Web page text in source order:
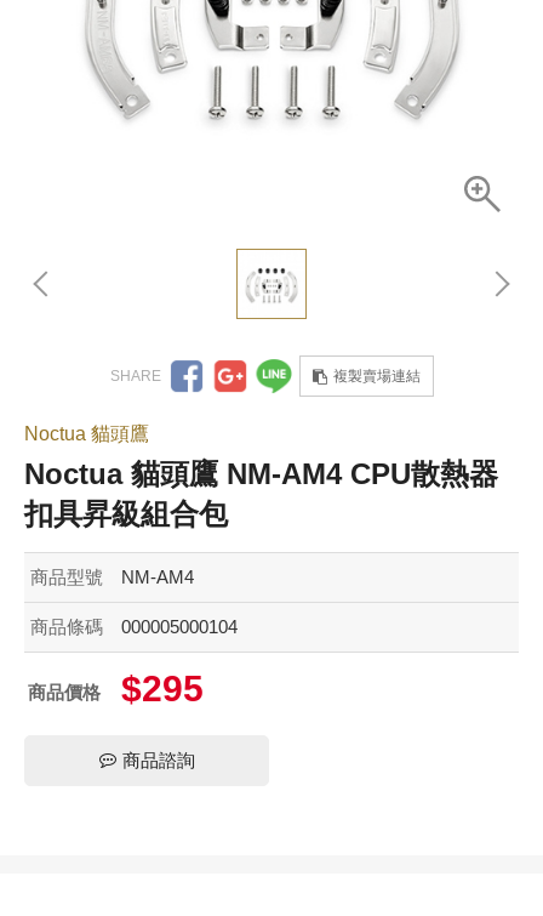
複製賣場連結
Noctua 貓頭鷹
Noctua 貓頭鷹 NM-AM4 CPU散熱器
扣具昇級組合包
商品型號 NM-AM4
商品條碼 000005000104
商品價格 $295
商品諮詢